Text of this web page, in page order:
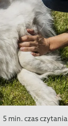
5 min. czas czytania